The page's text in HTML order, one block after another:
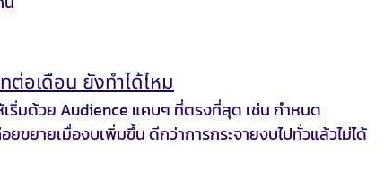
ต่อเดือน ยังทำได้ไหม
เริ่มด้วย Audience แคบๆ ที่ตรงที่สุด เช่น กำหนด
ขยายเมื่องบเพิ่มขึ้น ดีกว่าการกระจายงบไปทั่วแล้วไม่ได้